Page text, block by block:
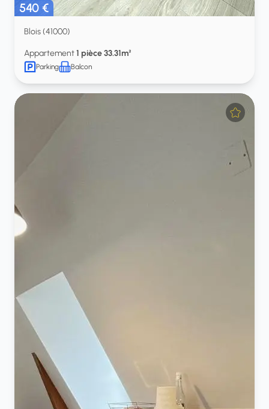
540 €
Blois (41000)
Appartement1 pièce 33.31m²
Parking Balcon